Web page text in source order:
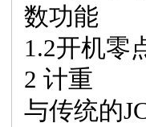
数功能
1.2开机零
2 计重
与传统的